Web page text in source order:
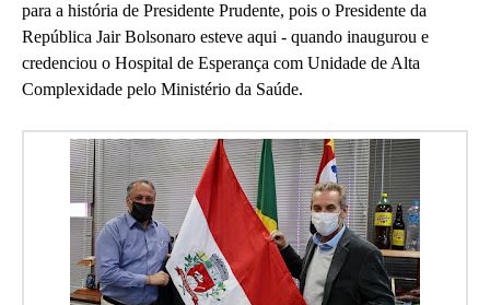
para a história de Presidente Prudente, pois o Presidente da
República Jair Bolsonaro esteve aqui - quando inaugurou e
credenciou o Hospital de Esperança com Unidade de Alta
Complexidade pelo Ministério da Saúde.